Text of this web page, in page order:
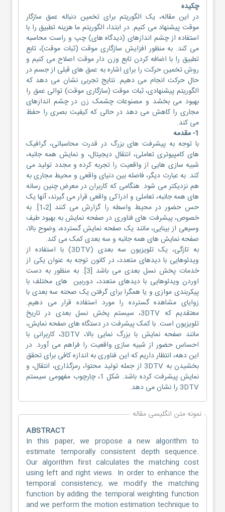
چکیده
در این مقاله، یک الگوریتم برای تخمین دنباله عمق سازگار
موقت پیشنهاد می کنیم. در ابتدا، الگوریتم ما هزینه تطبیق را با
استفاده از چشم اندازهای (دیدگاه های) چپ و راست محاسبه
می کند. به منظور افزایش سازگاری موقت (ثبات موقت)، تابع
تطبیق را با اضافه کردن تابع وزن دار موقت اصلاح می کنیم و
روش تخمین حرکت را برای اشاره به عمق های قبلی از جسم در
حال حرکت انجام می دهیم. نتایج تجربی نشان می دهد که
الگوریتم پیشنهادی، ثبات موقت (سازگاری موقت) توالی عمق را
بهبود می بخشد و مصنوعات چشمک زن در چشم اندازهای
مجاری را کاهش می دهد در حالی که کیفیت بصری را حفظ
می کند.
1- مقدمه
با توجه به پیشرفت های بزرگ در قدرت محاسباتی، گرافیک
های کامپیوتری تعاملی، انتقال دیجیتال، و نمایش همه جانبه،
شبیه سازی هایی از واقعیت را تجربه کرده و مجدد تولید می
کند. به عبارت دیگر، فاصله بین دنیای واقعی و محیط مجاری به
هم نزدیکتر می شود. هنگامی که کاربران در معرض چنین رسانه
های همه جانبه، تعاملی و ادراکی واقعی قرار می گیرند، آنها یک
حس حضور در محیط واسطه را گزارش می کنند [1،2]. به
خصوص، پیشرفت های فناوری در صفحه نمایش به بهبود طیف
وسیعی از بینایی، مانند یک صفحه نمایش گسترده، وضوح بالا،
صفحه نمایش های همه جانبه و سه بعدی کمک می کند.
به تازگی، یک تلویزیون سه بعدی (3DTV) با استفاده از
ویدئوهایی با دیدهای متعدد، در کانون توجه به عنوان یکی از
خدمات پخش نسل بعدی می باشد [3]. به منظور به دست
اوردن ویدئوهایی با دیدهای متعدد، دوربین های مختلف با
پیکربندی موازی و یا همگرا برای گرفتن یک صحنه سه بعدی با
زوایای مشاهده گسترده را مورد استفاده قرار می دهیم.
معتقدیم که 3DTV، سیستم پخش نسل بعدی در تاریخ
تلویزیون است. با کمک پیشرفت در دستگاه های صفحه نمایش،
مانند صفحه نمایش با بزرگ نمایی بالا، 3DTV، کاربرانی با
احساس حضور از شبیه سازی واقعیت را فراهم می آورد. در
این دهه، انتظار داریم که این فناوری به اندازه کافی برای تحقق
بخشیدن به 3DTV از جمله تولید محتوا، رمزگذاری، انتقال، و
نمایش پیشرفت کرده باشد. شکل 1، چارچوب مفهومی سیستم
3DTV را نشان می دهد.
نمونه متن انگلیسی مقاله
ABSTRACT
In this paper, we propose a new algorithm to
estimate temporally consistent depth sequence.
Our algorithm first calculates the matching cost
using left and right views. In order to enhance the
temporal consistency, we modify the matching
function by adding the temporal weighting function
and we perform the motion estimation technique to